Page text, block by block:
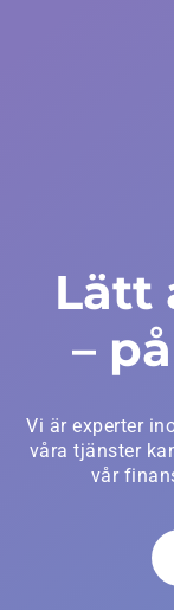
Lätt
–
Vi är experter
våra tjänster
vår